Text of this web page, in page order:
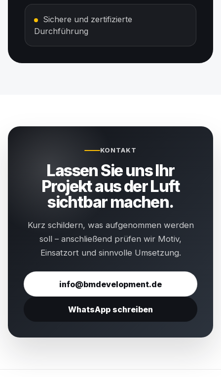
Sichere und zertifizierte
Durchführung
KONTAKT
Lassen Sie uns Ihr
Projekt aus der Luft
sichtbar machen.
Kurz schildern, was aufgenommen werden
soll – anschließend prüfen wir Motiv,
Einsatzort und sinnvolle Umsetzung.
info@bmdevelopment.de
WhatsApp schreiben